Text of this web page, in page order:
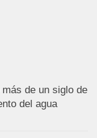
de un siglo de
del agua